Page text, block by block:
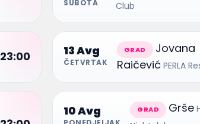
23:00
SUBOTA
Club
13 Avg
ČETVRTAK
GRAD
Jovana
Raičević PERLA
10 Avg GRAD Grše